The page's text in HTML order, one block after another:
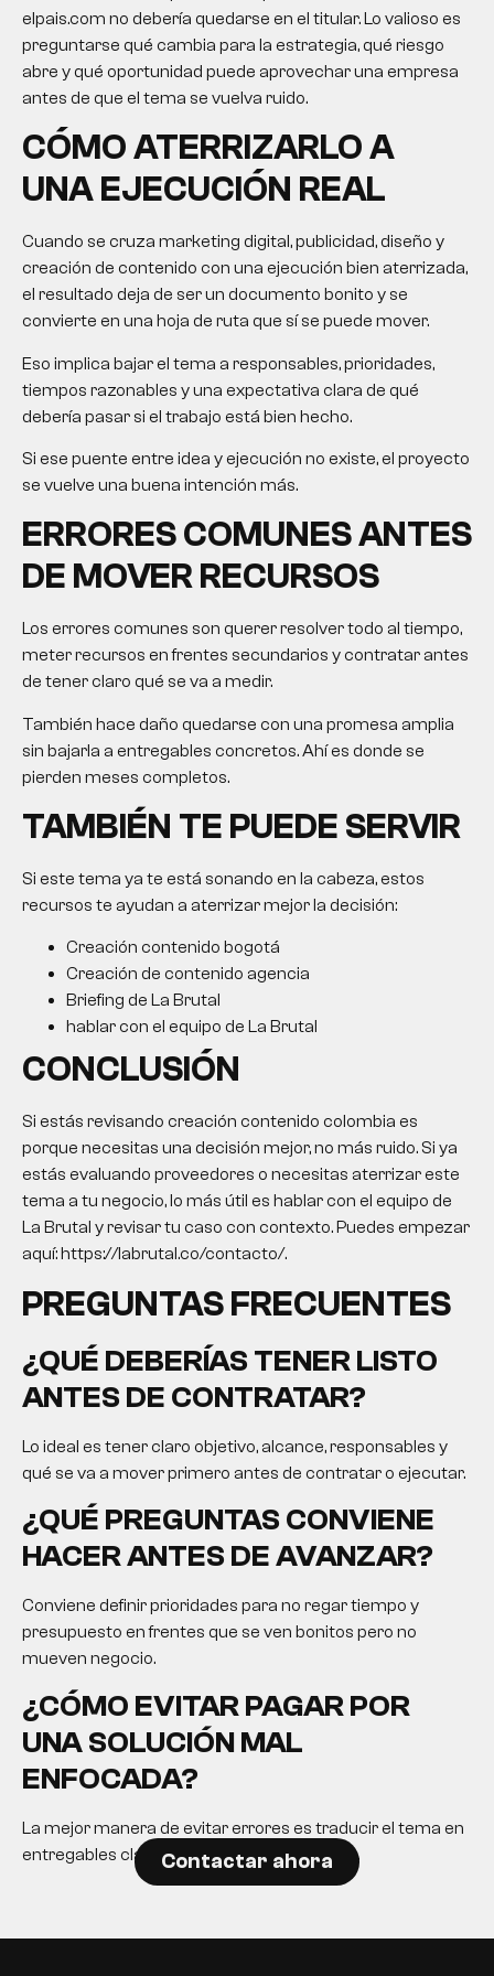
elpais.com no debería quedarse en el titular. Lo valioso es
preguntarse qué cambia para la estrategia, qué riesgo
abre y qué oportunidad puede aprovechar una empresa
antes de que el tema se vuelva ruido.
CÓMO ATERRIZARLO A
UNA EJECUCIÓN REAL
Cuando se cruza marketing digital, publicidad, diseño y
creación de contenido con una ejecución bien aterrizada,
el resultado deja de ser un documento bonito y se
convierte en una hoja de ruta que sí se puede mover.
Eso implica bajar el tema a responsables, prioridades,
tiempos razonables y una expectativa clara de qué
debería pasar si el trabajo está bien hecho.
Si ese puente entre idea y ejecución no existe, el proyecto
se vuelve una buena intención más.
ERRORES COMUNES ANTES
DE MOVER RECURSOS
Los errores comunes son querer resolver todo al tiempo,
meter recursos en frentes secundarios y contratar antes
de tener claro qué se va a medir.
También hace daño quedarse con una promesa amplia
sin bajarla a entregables concretos. Ahí es donde se
pierden meses completos.
TAMBIÉN TE PUEDE SERVIR
Si este tema ya te está sonando en la cabeza, estos
recursos te ayudan a aterrizar mejor la decisión:
Creación contenido bogotá
Creación de contenido agencia
Briefing de La Brutal
hablar con el equipo de La Brutal
CONCLUSIÓN
Si estás revisando creación contenido colombia es
porque necesitas una decisión mejor, no más ruido. Si ya
estás evaluando proveedores o necesitas aterrizar este
tema a tu negocio, lo más útil es hablar con el equipo de
La Brutal y revisar tu caso con contexto. Puedes empezar
aquí: https://labrutal.co/contacto/.
PREGUNTAS FRECUENTES
¿QUÉ DEBERÍAS TENER LISTO
ANTES DE CONTRATAR?
Lo ideal es tener claro objetivo, alcance, responsables y
qué se va a mover primero antes de contratar o ejecutar.
¿QUÉ PREGUNTAS CONVIENE
HACER ANTES DE AVANZAR?
Conviene definir prioridades para no regar tiempo y
presupuesto en frentes que se ven bonitos pero no
mueven negocio.
¿CÓMO EVITAR PAGAR POR
UNA SOLUCIÓN MAL
ENFOCADA?
La mejor manera de evitar errores es traducir el tema en
entregables claros y expectativas realistas.
Contactar ahora